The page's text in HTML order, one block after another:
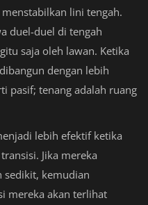
lini tengah.
duel-duel di tengah
saja oleh lawan. Ketika
dengan lebih
pasif; tenang adalah ruang
lebih efektif ketika
Jika mereka
sedikit, kemudian
mereka akan terlihat